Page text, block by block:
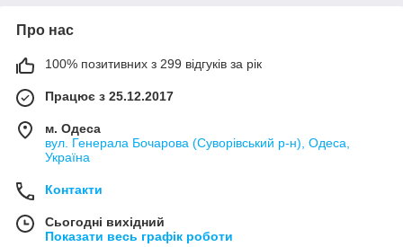
Про нас
100% позитивних з 299 відгуків за рік
Працює з 25.12.2017
м. Одеса
вул. Генерала Бочарова (Суворівський р-н), Одеса,
Україна
Контакти
Сьогодні вихідний
Показати весь графік роботи